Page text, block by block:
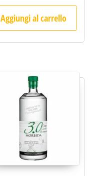
Aggiungi al carrello